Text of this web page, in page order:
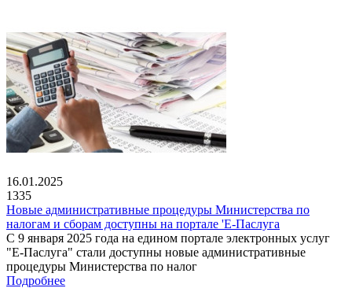
16.01.2025
1335
Новые административные процедуры Министерства по
налогам и сборам доступны на портале 'Е-Паслуга
С 9 января 2025 года на едином портале электронных услуг
"Е-Паслуга" стали доступны новые административные
процедуры Министерства по налог
Подробнее